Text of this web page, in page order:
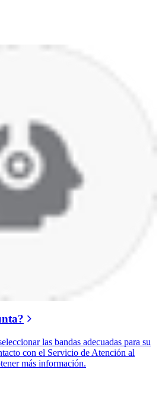
las bandas adecuadas para su
con el Servicio de Atención al
más información.